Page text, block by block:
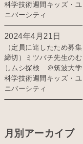
科学技術週間キッズ・ユ
ニバーシティ
2024年4月21日
（定員に達したため募集
締切）ミツバチ先生のむ
しムシ探検 ＠筑波大学
科学技術週間キッズ・ユ
ニバーシティ
月別アーカイブ